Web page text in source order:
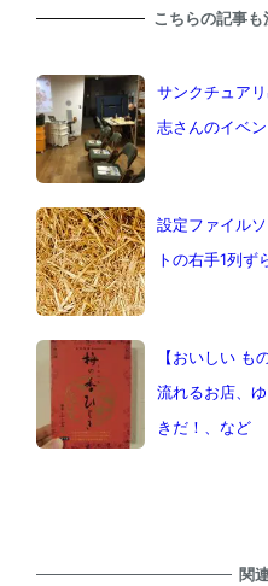
こちらの記事
サンクチュア
志さんのイベ
設定ファイル
トの右手1列ず
【おいしい
流れるお店、
きだ！、など
関